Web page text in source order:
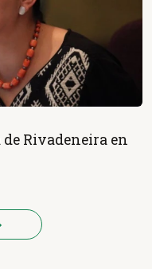
Rivadeneira en